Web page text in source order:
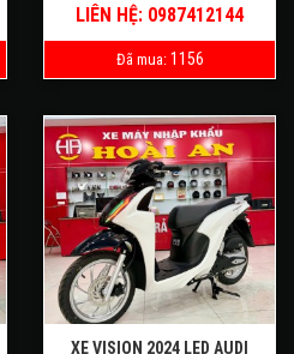
LIÊN HỆ: 0987412144
Đã mua: 1156
XE VISION 2024 LED AUDI